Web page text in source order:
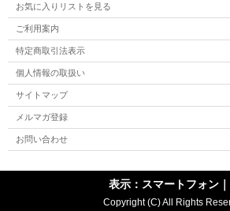
お気に入りリストを見る
ご利用案内
特定商取引法表示
個人情報の取扱い
サイトマップ
メルマガ登録
お問い合わせ
表示：スマートフォン｜
Copyright (C) All Rights